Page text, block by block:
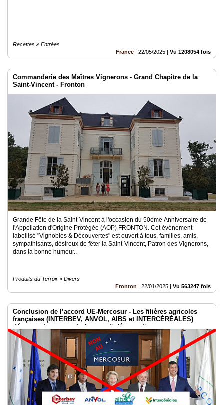
Recettes » Entrées
France | 22/05/2025 | Vu 1208054 fois
Commanderie des Maîtres Vignerons - Grand Chapitre de la
Saint-Vincent - Fronton
Grande Fête de la Saint-Vincent à l'occasion du 50ème Anniversaire de
l'Appellation d'Origine Protégée (AOP) FRONTON. Cet événement
labellisé "Vignobles & Découvertes" est ouvert à tous, familles, amis,
sympathisants, désireux de fêter la Saint-Vincent, Patron des Vignerons,
dans la bonne humeur..
Produits du Terroir » Divers
Fronton | 22/01/2025 | Vu 563247 fois
Conclusion de l’accord UE-Mercosur - Les filières agricoles
françaises (INTERBEV, ANVOL, AIBS et INTERCÉRÉALES)
dénoncent un coup de force anti-démocratique